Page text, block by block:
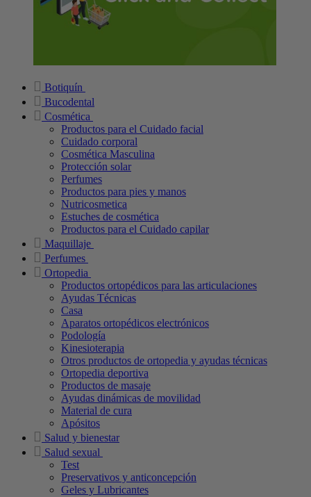
Botiquín
Bucodental
Cosmética
Productos para el Cuidado facial
Cuidado corporal
Cosmética Masculina
Protección solar
Perfumes
Productos para pies y manos
Nutricosmetica
Estuches de cosmética
Productos para el Cuidado capilar
Maquillaje
Perfumes
Ortopedia
Productos ortopédicos para las articulaciones
Ayudas Técnicas
Casa
Aparatos ortopédicos electrónicos
Podología
Kinesioterapia
Otros productos de ortopedia y ayudas técnicas
Ortopedia deportiva
Productos de masaje
Ayudas dinámicas de movilidad
Material de cura
Apósitos
Salud y bienestar
Salud sexual
Test
Preservativos y anticoncepción
Geles y Lubricantes